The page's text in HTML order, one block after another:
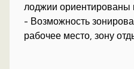
лоджии ориентированы
- Возможность
рабочее место, зону